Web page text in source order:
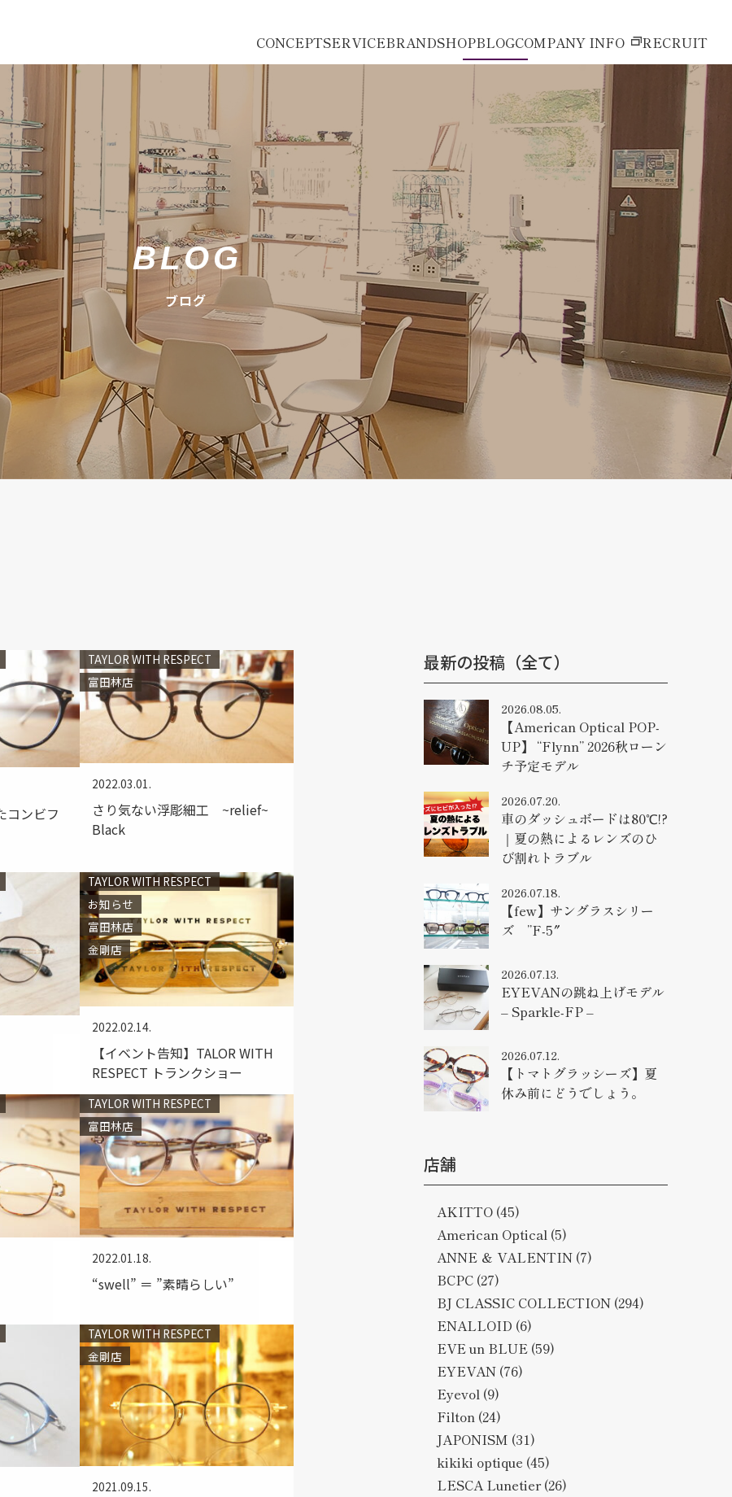
CONCEPTSERVICEBRANDSHOPBLOGCOMPANY INFO RECRUIT
BLOG
ブログ
コンビフ
TAYLOR WITH RESPECT
富田林店
2022.03.01.
さり気ない浮彫細工 ~relief~
Black
TAYLOR WITH RESPECT
お知らせ
富田林店
金剛店
2022.02.14.
【イベント告知】TALOR WITH
RESPECT トランクショー
TAYLOR WITH RESPECT
富田林店
2022.01.18.
“swell” ＝ ”素晴らしい”
TAYLOR WITH RESPECT
金剛店
2021.09.15.
最新の投稿（全て）
2026.08.05.
【American Optical POP-
UP】 “Flynn” 2026秋ローン
チ予定モデル
2026.07.20.
車のダッシュボードは80℃!?
｜夏の熱によるレンズのひ
び割れトラブル
2026.07.18.
【few】サングラスシリー
ズ ”F-5″
2026.07.13.
EYEVANの跳ね上げモデル
– Sparkle-FP –
2026.07.12.
【トマトグラッシーズ】夏
休み前にどうでしょう。
店舗
AKITTO (45)
American Optical (5)
ANNE ＆ VALENTIN (7)
BCPC (27)
BJ CLASSIC COLLECTION (294)
ENALLOID (6)
EVE un BLUE (59)
EYEVAN (76)
Eyevol (9)
Filton (24)
JAPONISM (31)
kikiki optique (45)
LESCA Lunetier (26)